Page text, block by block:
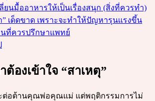
ยนมื้ออาหารให้เป็นเรื่องสนุก (สิ่งที่ควรทำ)
” เด็ดขาด เพราะจะทำให้ปัญหารุนแรงขึ้น
ที่ควรปรึกษาแพทย์
องเข้าใจ “สาเหตุ”
ะต่อต้านคุณพ่อคุณแม่ แต่พฤติกรรมการไม่